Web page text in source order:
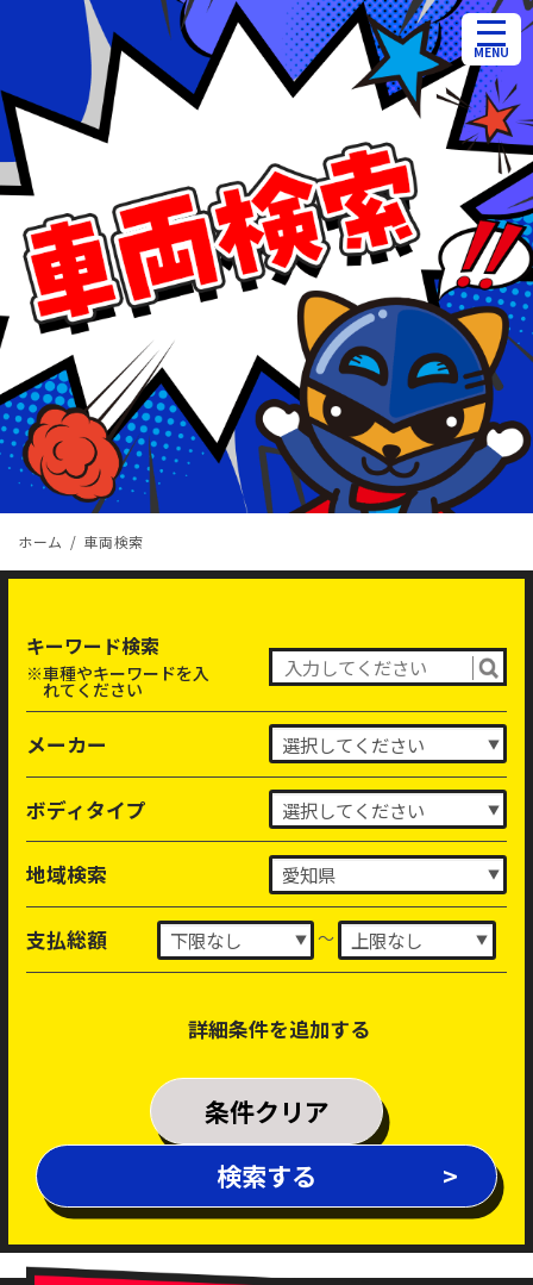
ホーム 車両検索
キーワード検索
※車種やキーワードを入
れてください
メーカー
ボディタイプ
地域検索
支払総額 ～
詳細条件を追加する
排気量
年式 ～
新着車両
条件クリア
検索する